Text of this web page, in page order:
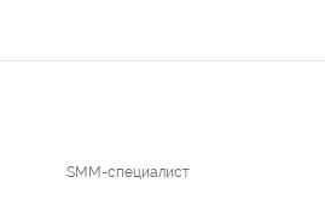
SMM-специалист